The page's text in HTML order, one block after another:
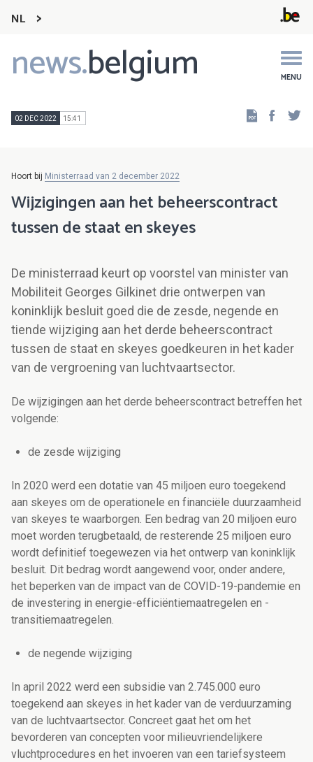
NL
news.belgium MENU
Main
navigation
02 DEC 2022 15:41
Hoort bij Ministerraad van 2 december 2022
Wijzigingen aan het beheerscontract
tussen de staat en skeyes
De ministerraad keurt op voorstel van minister van
Mobiliteit Georges Gilkinet drie ontwerpen van
koninklijk besluit goed die de zesde, negende en
tiende wijziging aan het derde beheerscontract
tussen de staat en skeyes goedkeuren in het kader
van de vergroening van luchtvaartsector.
De wijzigingen aan het derde beheerscontract betreffen het
volgende:
de zesde wijziging
In 2020 werd een dotatie van 45 miljoen euro toegekend
aan skeyes om de operationele en financiële duurzaamheid
van skeyes te waarborgen. Een bedrag van 20 miljoen euro
moet worden terugbetaald, de resterende 25 miljoen euro
wordt definitief toegewezen via het ontwerp van koninklijk
besluit. Dit bedrag wordt aangewend voor, onder andere,
het beperken van de impact van de COVID-19-pandemie en
de investering in energie-efficiëntiemaatregelen en -
transitiemaatregelen.
de negende wijziging
In april 2022 werd een subsidie van 2.745.000 euro
toegekend aan skeyes in het kader van de verduurzaming
van de luchtvaartsector. Concreet gaat het om het
bevorderen van concepten voor milieuvriendelijkere
vluchtprocedures en het invoeren van een tariefsysteem